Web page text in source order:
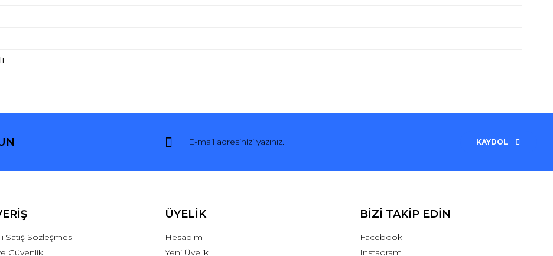
Yorum Yaz
KAYDOL
Satış Sözleşmesi
Güvenlik
ÜYELİK
Hesabım
Yeni Üyelik
BİZİ TAKİP EDİN
Facebook
Instagram